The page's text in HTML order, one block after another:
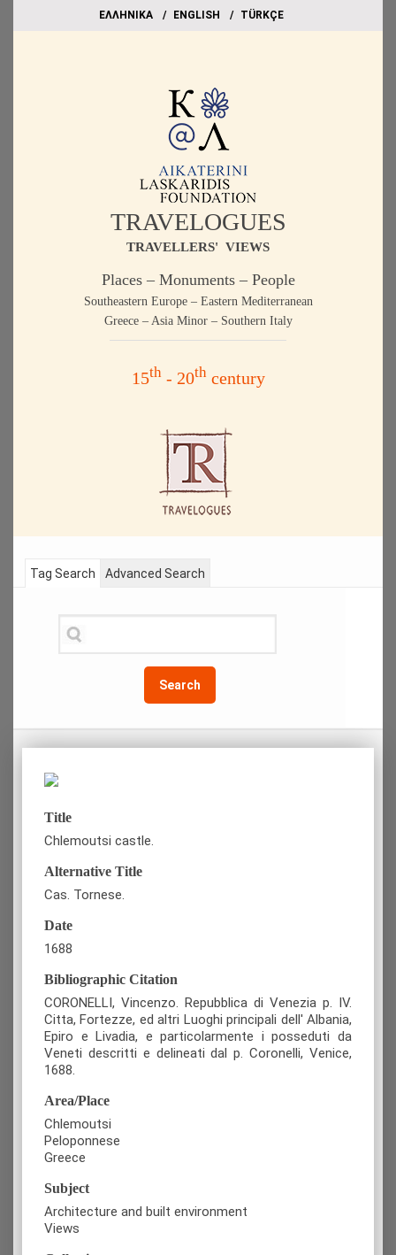
EΛΛΗΝΙΚΑ ΕΝGLISH TÜRKÇE
TRAVELOGUES
TRAVELLERS' VIEWS
Places – Monuments – People
Southeastern Europe – Eastern Mediterranean
Greece – Asia Minor – Southern Italy
15th- 20thcentury
Tag Search
Search
Advanced Search
Title
Chlemoutsi castle.
Alternative Title
Cas. Tornese.
Date
1688
Bibliographic Citation
CORONELLI, Vincenzo. Repubblica di Venezia p. IV.
Citta, Fortezze, ed altri Luoghi principali dell' Albania,
Epiro e Livadia, e particolarmente i posseduti da
Veneti descritti e delineati dal p. Coronelli, Venice,
1688.
Area/Place
Chlemoutsi
Peloponnese
Greece
Subject
Architecture and built environment
Views